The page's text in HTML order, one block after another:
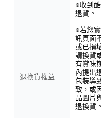
退換貨權益
※收到
退貨。
※若您
訊頁面
或已損
請換貨
有賞味
內提出
包裝導
致，或
品圖片
退換貨。